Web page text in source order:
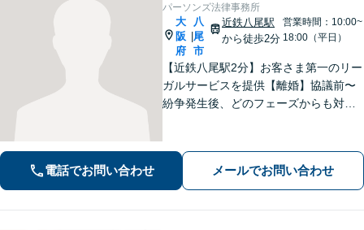
パーソンズ法律事務所
大
阪
府
八
尾
市
近鉄八尾駅
から徒歩2分
営業時間：10:00~
18:00（平日）
【近鉄八尾駅2分】お客さま第一のリー
ガルサービスを提供【離婚】協議前〜
紛争発生後、どのフェーズからも対
害保険会社側の事情に精通し、適切な
賠償金の獲得を目指します【夜間・休
日相談OK】
電話でお問い合わせ メールでお問い合わせ